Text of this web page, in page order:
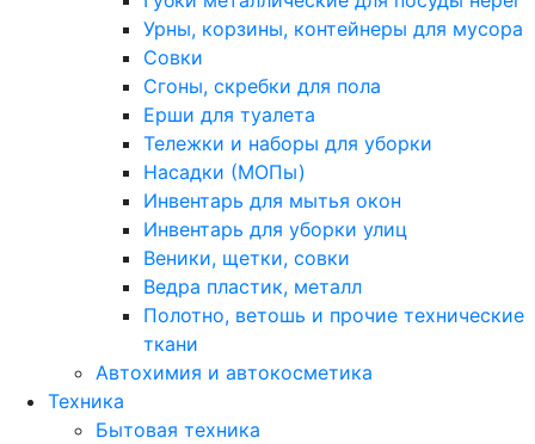
Урны, корзины, контейнеры для мусора
Совки
Сгоны, скребки для пола
Ерши для туалета
Тележки и наборы для уборки
Насадки (МОПы)
Инвентарь для мытья окон
Инвентарь для уборки улиц
Веники, щетки, совки
Ведра пластик, металл
Полотно, ветошь и прочие технические
ткани
Автохимия и автокосметика
Техника
Бытовая техника